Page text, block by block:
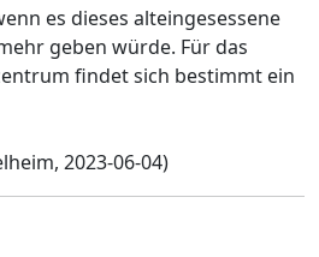
es dieses alteingesessene
geben würde. Für das
findet sich bestimmt ein
2023-06-04)